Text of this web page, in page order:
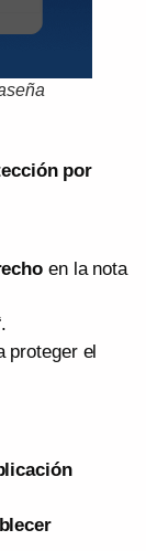
por
en la nota
proteger el